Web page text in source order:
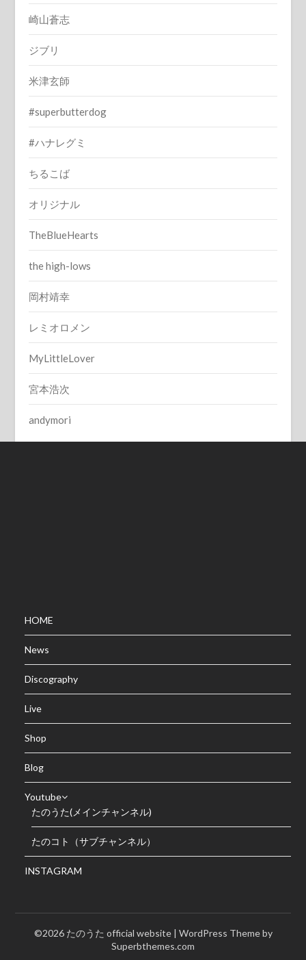
崎山蒼志
ジブリ
米津玄師
#superbutterdog
#ハナレグミ
ちるこば
オリジナル
TheBlueHearts
the high-lows
岡村靖幸
レミオロメン
MyLittleLover
宮本浩次
andymori
HOME
News
Discography
Live
Shop
Blog
Youtube
たのうた(メインチャンネル)
たのコト（サブチャンネル）
INSTAGRAM
©2026 たのうた official website | WordPress Theme by
Superbthemes.com